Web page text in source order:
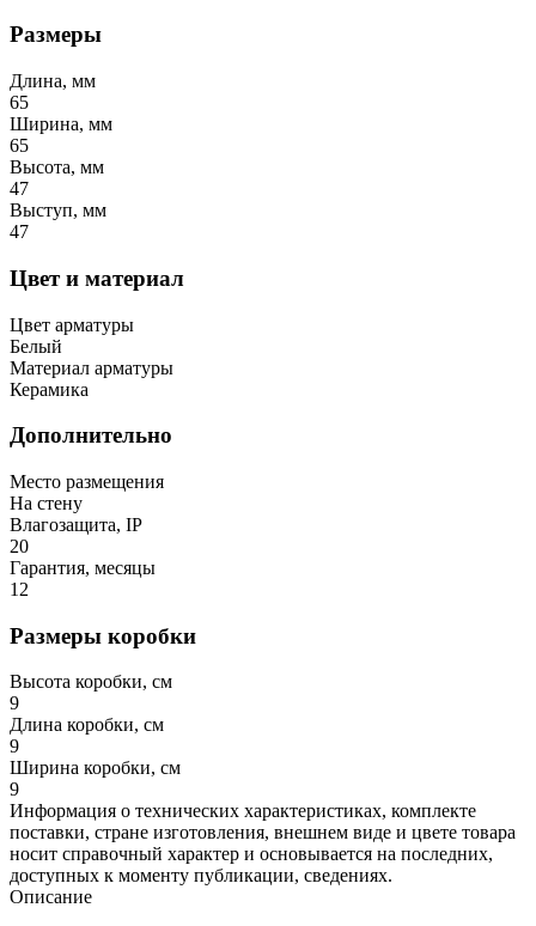
Размеры
Длина, мм
65
Ширина, мм
65
Высота, мм
47
Выступ, мм
47
Цвет и материал
Цвет арматуры
Белый
Материал арматуры
Керамика
Дополнительно
Место размещения
На стену
Влагозащита, IP
20
Гарантия, месяцы
12
Размеры коробки
Высота коробки, см
9
Длина коробки, см
9
Ширина коробки, см
9
Информация о технических характеристиках, комплекте
поставки, стране изготовления, внешнем виде и цвете товара
носит справочный характер и основывается на последних,
доступных к моменту публикации, сведениях.
Описание